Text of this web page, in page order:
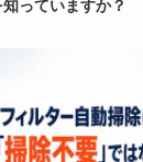
知っていますか？